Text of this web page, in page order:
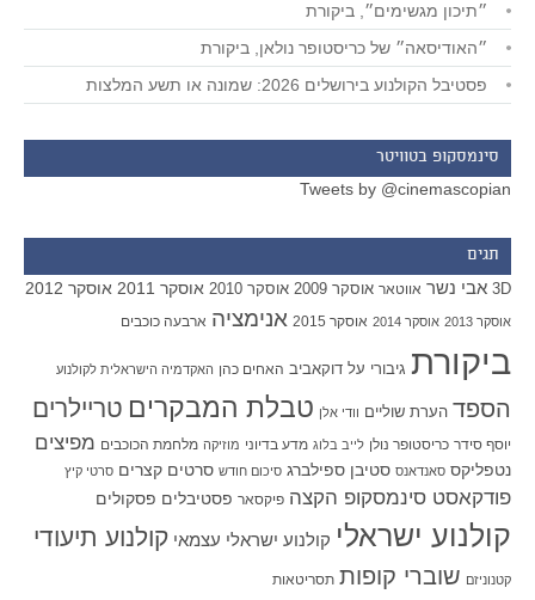
״תיכון מגשימים״, ביקורת
״האודיסאה״ של כריסטופר נולאן, ביקורת
פסטיבל הקולנוע בירושלים 2026: שמונה או תשע המלצות
סינמסקופ בטוויטר
Tweets by @cinemascopian
תגים
3D אבי נשר אווטאר אוסקר 2009 אוסקר 2010 אוסקר 2011 אוסקר 2012
אוסקר 2013 אוסקר 2014 אוסקר 2015 אנימציה ארבעה כוכבים
ביקורת גיבורי על דוקאביב האחים כהן האקדמיה הישראלית לקולנוע
הספד הערת שוליים וודי אלן טבלת המבקרים טריילרים
יוסף סידר כריסטופר נולן לייב בלוג מדע בדיוני מוזיקה מלחמת הכוכבים מפיצים
נטפליקס סאנדאנס סטיבן ספילברג סיכום חודש סרטים קצרים סרטי קיץ
פודקאסט סינמסקופ הקצה פיקסאר פסטיבלים פסקולים
קולנוע ישראלי קולנוע ישראלי עצמאי קולנוע תיעודי
קטנוניזם שוברי קופות תסריטאות